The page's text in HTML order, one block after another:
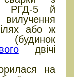
РГД-5 й
або ж
(будинок
двічі
на